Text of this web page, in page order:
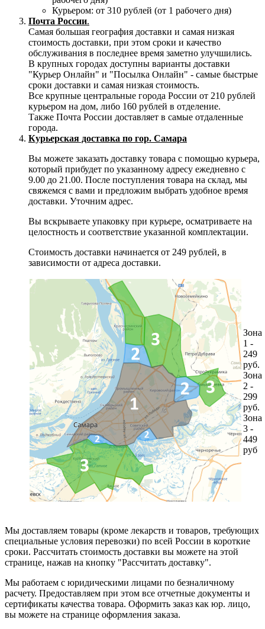
Курьером: от 310 рублей (от 1 рабочего дня)
Почта России.
Самая большая география доставки и самая низкая
стоимость доставки, при этом сроки и качество
обслуживания в последнее время заметно улучшились.
В крупных городах доступны варианты доставки
"Курьер Онлайн" и "Посылка Онлайн" - самые быстрые
сроки доставки и самая низкая стоимость.
Все крупные центральные города России от 210 рублей
курьером на дом, либо 160 рублей в отделение.
Также Почта России доставляет в самые отдаленные
города.
Курьерская доставка по гор. Самара
Вы можете заказать доставку товара с помощью курьера,
который прибудет по указанному адресу ежедневно с
9.00 до 21.00. После поступления товара на склад, мы
свяжемся с вами и предложим выбрать удобное время
доставки. Уточним адрес.
Вы вскрываете упаковку при курьере, осматриваете на
целостность и соответствие указанной комплектации.
Стоимость доставки начинается от 249 рублей, в
зависимости от адреса доставки.
Зона
1 -
249
руб.
Зона
2 -
299
руб.
Зона
3 -
449
руб
Мы доставляем товары (кроме лекарств и товаров, требующих
специальные условия перевозки) по всей России в короткие
сроки. Рассчитать стоимость доставки вы можете на этой
странице, нажав на кнопку "Рассчитать доставку".
Мы работаем с юридическими лицами по безналичному
расчету. Предоставляем при этом все отчетные документы и
сертификаты качества товара. Оформить заказ как юр. лицо,
вы можете на странице оформления заказа.